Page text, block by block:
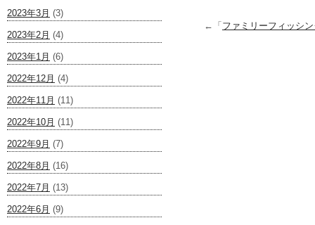
2023年3月 (3)
2023年2月 (4)
2023年1月 (6)
2022年12月 (4)
2022年11月 (11)
2022年10月 (11)
2022年9月 (7)
2022年8月 (16)
2022年7月 (13)
2022年6月 (9)
←「 ファミリーフィッシ